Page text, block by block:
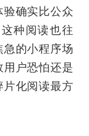
确实比公众
种阅读也往
的小程序场
户恐怕还是
片化阅读最方